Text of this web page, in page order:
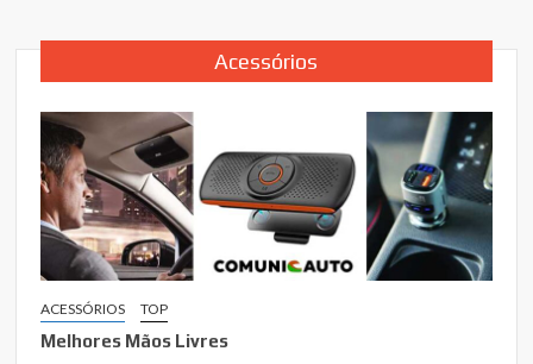
Acessórios
ACESSÓRIOS TOP
Melhores Mãos Livres